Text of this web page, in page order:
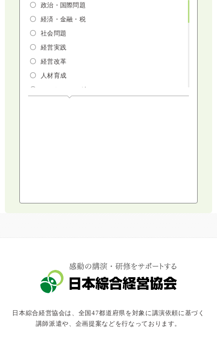
政治・国際問題
経済・金融・税
社会問題
経営実践
経営改革
人材育成
マーケティング
コミュニケーション・話し方
キャスター・アナウンサー
俳優・タレント・モデル
落語・講談・色物
安全大会
日本綜合経営協会は、全国47都道府県を対象に講演依頼に基づく
講師派遣や、企画提案などを行なっております。